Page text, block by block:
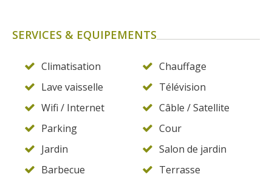
SERVICES & EQUIPEMENTS
Climatisation
Chauffage
Lave vaisselle
Télévision
Wifi / Internet
Câble / Satellite
Parking
Cour
Jardin
Salon de jardin
Barbecue
Terrasse